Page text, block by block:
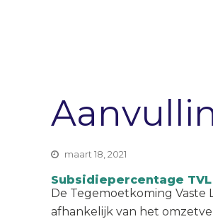
maart 18, 2021
Subsidiepercentage
De Tegemoetkoming Vaste
afhankelijk van het